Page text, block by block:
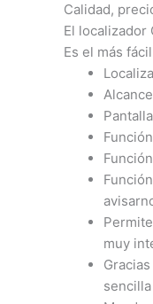
Calidad,
El localizador
Es el más
muy